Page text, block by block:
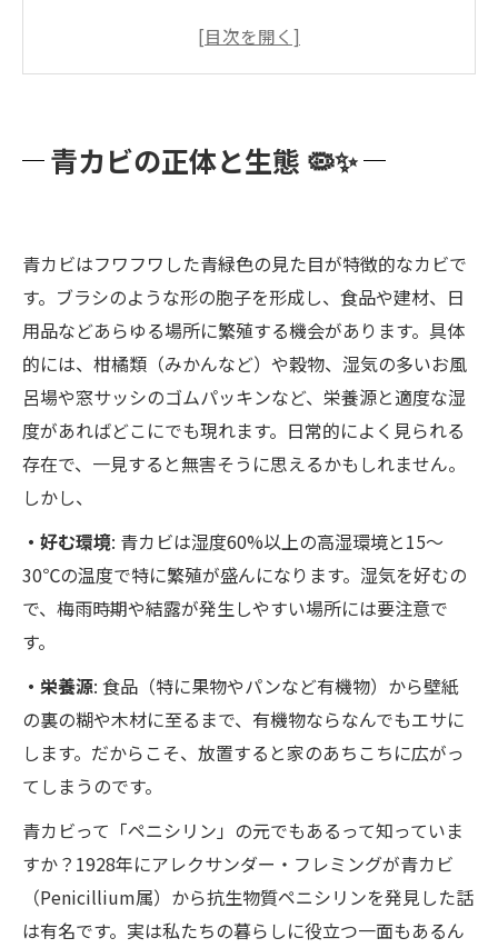
青カビが生成する毒素と人体への悪影響 ⚠️🤧
置リスクと正しい対応～
全・非破壊カビ除去と再発防止策
再発防止策もバッチリ！🔄✨～長く続く安心を
提供
MIST工法®はこんな人におすすめ 👍
おわりに：青カビ対策は早めと専門知識がカギ
青カビの正体と生態 🦠✨
青カビはフワフワした青緑色の見た目が特徴的なカビで
す。ブラシのような形の胞子を形成し、食品や建材、日
用品などあらゆる場所に繁殖する機会があります。具体
的には、柑橘類（みかんなど）や穀物、湿気の多いお風
呂場や窓サッシのゴムパッキンなど、栄養源と適度な湿
度があればどこにでも現れます。日常的によく見られる
存在で、一見すると無害そうに思えるかもしれません。
しかし、
・好む環境: 青カビは湿度60%以上の高湿環境と15～
30℃の温度で特に繁殖が盛んになります。湿気を好むの
で、梅雨時期や結露が発生しやすい場所には要注意で
す。
・栄養源: 食品（特に果物やパンなど有機物）から壁紙
の裏の糊や木材に至るまで、有機物ならなんでもエサに
します。だからこそ、放置すると家のあちこちに広がっ
てしまうのです。
青カビって「ペニシリン」の元でもあるって知っていま
すか？1928年にアレクサンダー・フレミングが青カビ
（Penicillium属）から抗生物質ペニシリンを発見した話
は有名です。実は私たちの暮らしに役立つ一面もあるん